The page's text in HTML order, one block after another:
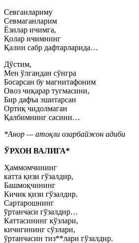
Севганлариму
Севмаганларим
Ёзилар ичимга,
Қолар ичимнинг
Қалин сабр дафтарларида…
Дўстим,
Мен ўлгандан сўнгра
Босарсан бу магнитафоним
Овоз чиқарар тугмасини,
Бир дафъа эшитарсан
Ортиқ чидолмаган
Қалбимнинг сасини…
*Анор — атоқли озарбайжон адиби
ЎРХОН ВАЛИГА*
Ҳаммомчининг
катта қизи гўзалдир,
Башмоқчининг
Кичик қизи гўзалдир.
Сартарошнинг
ўртанчаси гўзалдир…
Каттасининг кўзлари,
кичигининг сўзлари,
ўртанчасин тиз**лари гўзалдир.